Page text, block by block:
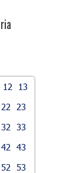
12
13
22
23
32
33
42
43
52
53